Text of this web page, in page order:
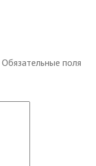
Обязательные поля